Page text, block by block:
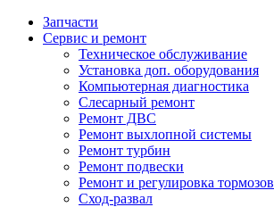
Запчасти
Сервис и ремонт
Техническое обслуживание
Установка доп. оборудования
Компьютерная диагностика
Слесарный ремонт
Ремонт ДВС
Ремонт выхлопной системы
Ремонт турбин
Ремонт подвески
Ремонт и регулировка тормозов
Сход-развал